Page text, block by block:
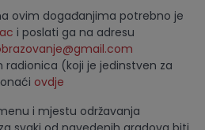
ovim događanjima potrebno je
i poslati ga na adresu
(koji je jedinstven za
ovdje
i mjestu održavanja